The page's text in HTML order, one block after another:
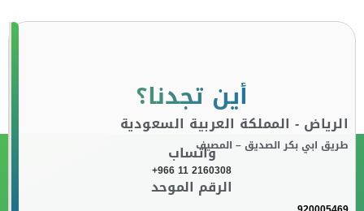
أين تجدنا؟
الرياض - المملكة العربية السعودية
طريق ابي بكر الصديق – المصيفواتساب
+966 11 2160308
الرقم الموحد